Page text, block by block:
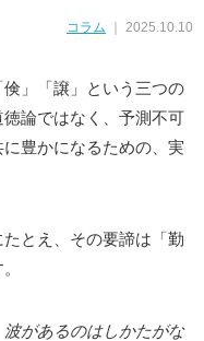
コラム ｜ 2025.10.10
」「譲」という三つの
論ではなく、予測不可
豊かになるための、実
とえ、その要諦は「勤
波があるのはしかたがな